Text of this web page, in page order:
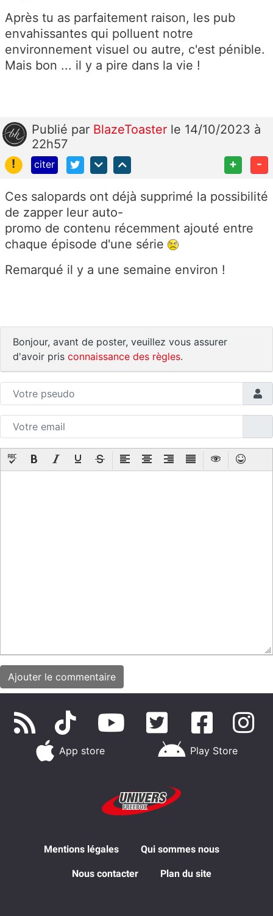
Après tu as parfaitement raison, les pub
envahissantes qui polluent notre
environnement visuel ou autre, c'est pénible.
Mais bon ... il y a pire dans la vie !
Publié par BlazeToaster le 14/10/2023 à
22h57
!
citer + -
Ces salopards ont déjà supprimé la possibilité
de zapper leur auto-
promo de contenu récemment ajouté entre
chaque épisode d'une série
Remarqué il y a une semaine environ !
Bonjour, avant de poster, veuillez vous assurer
d'avoir pris connaissance des règles.
App store Play Store
Mentions légales Qui sommes nous
Nous contacter Plan du site